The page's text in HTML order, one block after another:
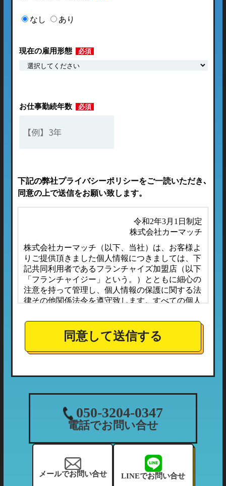
なし あり
現在の雇用形態 必須
お仕事勤続年数 必須
下記の弊社プライバシーポリシーをご一読いただき､
同意の上で送信をお願い致します。
令和2年3月1日制定
株式会社カーマッチ
株式会社カーマッチ（以下、当社）は、お客様よ
りご提供頂きました個人情報につきましては、下
記共同利用者であるフランチャイズ加盟店（以下
「フランチャイジー」という。）とともに細心の
注意を持って管理し、個人情報の保護に関する法
律その他関係法令を遵守致します。すべての個人
ほか、お客様ご本人の同意なしに第三者へ開示ま
たは提供されることはありません。
また、フランチャイジーとの間においては、事前
に個人情報保護に対する安全性を審査の上、個人
こととしており、適切な管理監督を行ってまいり
当社が収集する個人情報につきましては、下記の
利用目的の範囲内において利用させて頂きます。
（1）ご利用履歴・支払状況の確認など、当社の
利用状況の把握及び債権管理のため
（2）カーマッチフランチャイズ全体の市場調
同意して送信する
050-3204-0347
電話でお問い合せ
メールでお問い合せ LINEでお問い合せ